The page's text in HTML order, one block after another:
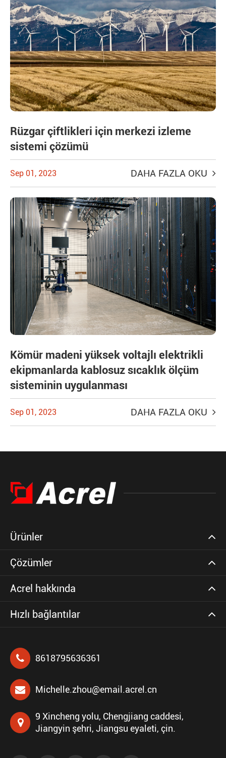
Rüzgar çiftlikleri için merkezi izleme
sistemi çözümü
Sep 01, 2023 DAHA FAZLA OKU
Kömür madeni yüksek voltajlı elektrikli
ekipmanlarda kablosuz sıcaklık ölçüm
sisteminin uygulanması
Sep 01, 2023 DAHA FAZLA OKU
Ürünler
Çözümler
Acrel hakkında
Hızlı bağlantılar
8618795636361
Michelle.zhou@email.acrel.cn
9 Xincheng yolu, Chengjiang caddesi,
Jiangyin şehri, Jiangsu eyaleti, çin.